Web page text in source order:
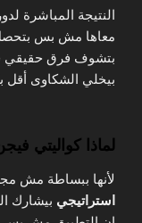
النتيجة المباشرة
بتشوف فرق حقيقي
بيخلي الشكاوى أقل
لماذا كواليتي
لأنها ببساطة مش
استراتيجي بيشارك